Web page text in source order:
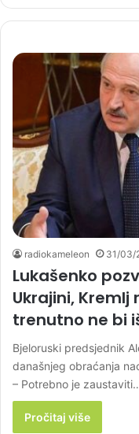
radiokameleon 31/03/
Lukašenko
Ukrajini,
trenutno ne bi
Bjeloruski predsjednik
današnjeg obraćanja
– Potrebno je
Pročitaj više